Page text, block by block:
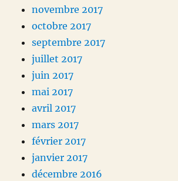
novembre 2017
octobre 2017
septembre 2017
juillet 2017
juin 2017
mai 2017
avril 2017
mars 2017
février 2017
janvier 2017
décembre 2016